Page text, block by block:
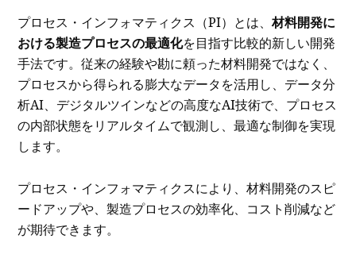
プロセス・インフォマティクス（PI）とは、材料開発に
おける製造プロセスの最適化を目指す比較的新しい開発
手法です。従来の経験や勘に頼った材料開発ではなく、
プロセスから得られる膨大なデータを活用し、データ分
析AI、デジタルツインなどの高度なAI技術で、プロセス
の内部状態をリアルタイムで観測し、最適な制御を実現
します。
プロセス・インフォマティクスにより、材料開発のスピ
ードアップや、製造プロセスの効率化、コスト削減など
が期待できます。